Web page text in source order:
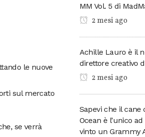
le nuove
sul mercato
se verrà
MM Vol. 5 di
2 mesi ago
Achille Lauro è il
direttore creativo
2 mesi ago
Sapevi che il cane
Ocean è l’unico
vinto un Grammy